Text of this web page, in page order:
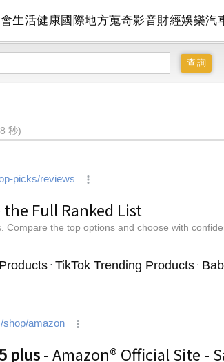
生活健康國際地方蒐奇影音財經娛樂汽
秒)